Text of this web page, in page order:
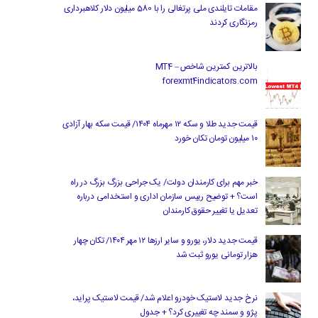
مقامات تایلندی ملی پرتغالی را با 580 میلیون دلار کلاهبرداری
رمزنگاری کردند
بالاترین کمترین شاخص MT4 –
forexmt4indicators.com
قیمت جدید طلا و سکه ۱۲ مهرماه ۱۴۰۴/ قیمت سکه بهار آزادی
۱۰ میلیون تومان تکان خورد
خبر مهم برای کارمندان دولت/ یک جراحی بزرگ بزرگ در راه
است؟ + توضیح رییس سازمان اداری و استخدامی درباره
تعدیل یا تغییر حقوق کارمندان
قیمت جدید دلار، یورو و سایر ارزها ۱۲ مهر ۱۴۰۴/ تکان چهار
هزار تومانی یورو ثبت شد
نرخ جدید لاستیک خودرو اعلام شد/ قیمت لاستیک پراید،
پژو و سمند چه تغییری کرد؟ + جدول